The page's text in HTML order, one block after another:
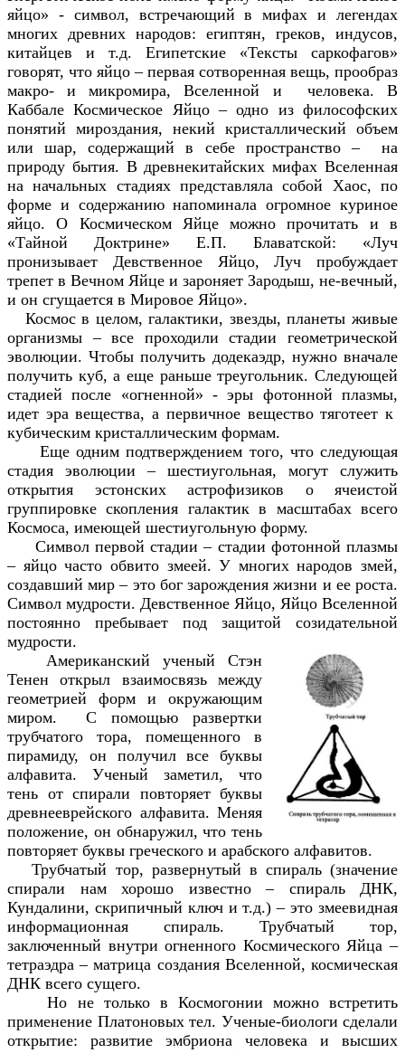
яйцо» - символ, встречающий в мифах и легендах
многих древних народов: египтян, греков, индусов,
китайцев и т.д. Египетские «Тексты саркофагов»
говорят, что яйцо – первая сотворенная вещь, прообраз
макро- и микромира, Вселенной и человека. В
Каббале Космическое Яйцо – одно из философских
понятий мироздания, некий кристаллический объем
или шар, содержащий в себе пространство – на
природу бытия. В древнекитайских мифах Вселенная
на начальных стадиях представляла собой Хаос, по
форме и содержанию напоминала огромное куриное
яйцо. О Космическом Яйце можно прочитать и в
«Тайной Доктрине» Е.П. Блаватской: «Луч
пронизывает Девственное Яйцо, Луч пробуждает
трепет в Вечном Яйце и зароняет Зародыш, не-вечный,
и он сгущается в Мировое Яйцо».
Космос в целом, галактики, звезды, планеты живые
организмы – все проходили стадии геометрической
эволюции. Чтобы получить додекаэдр, нужно вначале
получить куб, а еще раньше треугольник. Следующей
стадией после «огненной» - эры фотонной плазмы,
идет эра вещества, а первичное вещество тяготеет к
кубическим кристаллическим формам.
Еще одним подтверждением того, что следующая
стадия эволюции – шестиугольная, могут служить
открытия эстонских астрофизиков о ячеистой
группировке скопления галактик в масштабах всего
Космоса, имеющей шестиугольную форму.
Символ первой стадии – стадии фотонной плазмы
– яйцо часто обвито змеей. У многих народов змей,
создавший мир – это бог зарождения жизни и ее роста.
Символ мудрости. Девственное Яйцо, Яйцо Вселенной
постоянно пребывает под защитой созидательной
мудрости.
Американский ученый Стэн
Тенен открыл взаимосвязь между
геометрией форм и окружающим
миром. С помощью развертки
трубчатого тора, помещенного в
пирамиду, он получил все буквы
алфавита. Ученый заметил, что
тень от спирали повторяет буквы
древнееврейского алфавита. Меняя
положение, он обнаружил, что тень
повторяет буквы греческого и арабского алфавитов.
Трубчатый тор, развернутый в спираль (значение
спирали нам хорошо известно – спираль ДНК,
Кундалини, скрипичный ключ и т.д.) – это змеевидная
информационная спираль. Трубчатый тор,
заключенный внутри огненного Космического Яйца –
тетраэдра – матрица создания Вселенной, космическая
ДНК всего сущего.
Но не только в Космогонии можно встретить
применение Платоновых тел. Ученые-биологи сделали
открытие: развитие эмбриона человека и высших